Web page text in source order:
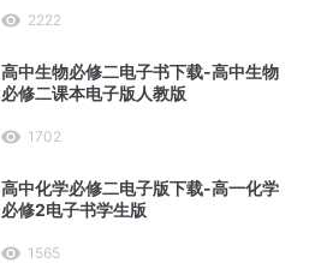
2222
高中生物必修二电子书下载-高中生物
必修二课本电子版人教版
1702
高中化学必修二电子版下载-高一化学
必修2电子书学生版
1565